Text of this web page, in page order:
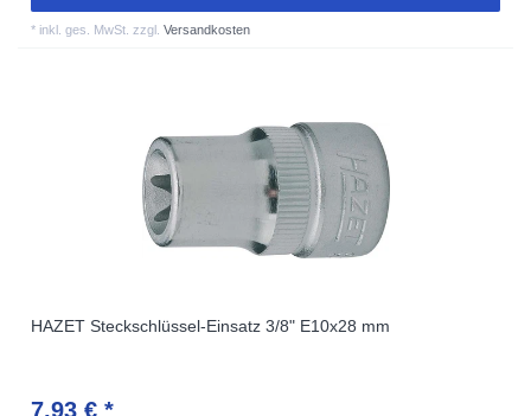
* inkl. ges. MwSt. zzgl.Versandkosten
HAZET Steckschlüssel-Einsatz 3/8" E10x28 mm
7,93 € *